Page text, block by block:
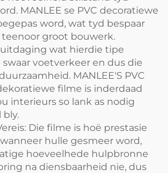
MANLEE se PVC decoratiewe
word, wat tyd bespaar
groot bouwerk.
wat hierdie tipe
voetverkeer en dus die
MANLEE'S PVC
filme is inderdaad
interieurs so lank as nodig
bly.
Die filme is hoë prestasie
hulle gesmeer word,
hoeveelhede hulpbronne
na diensbaarheid nie, dus